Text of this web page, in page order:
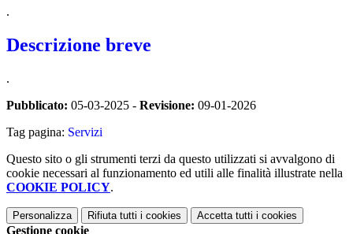
.
Descrizione breve
.
Pubblicato: 05-03-2025 - Revisione: 09-01-2026
Tag pagina: Servizi
Questo sito o gli strumenti terzi da questo utilizzati si avvalgono di
cookie necessari al funzionamento ed utili alle finalità illustrate nella
COOKIE POLICY.
Personalizza Rifiuta tutti i cookies Accetta tutti i cookies
Gestione cookie